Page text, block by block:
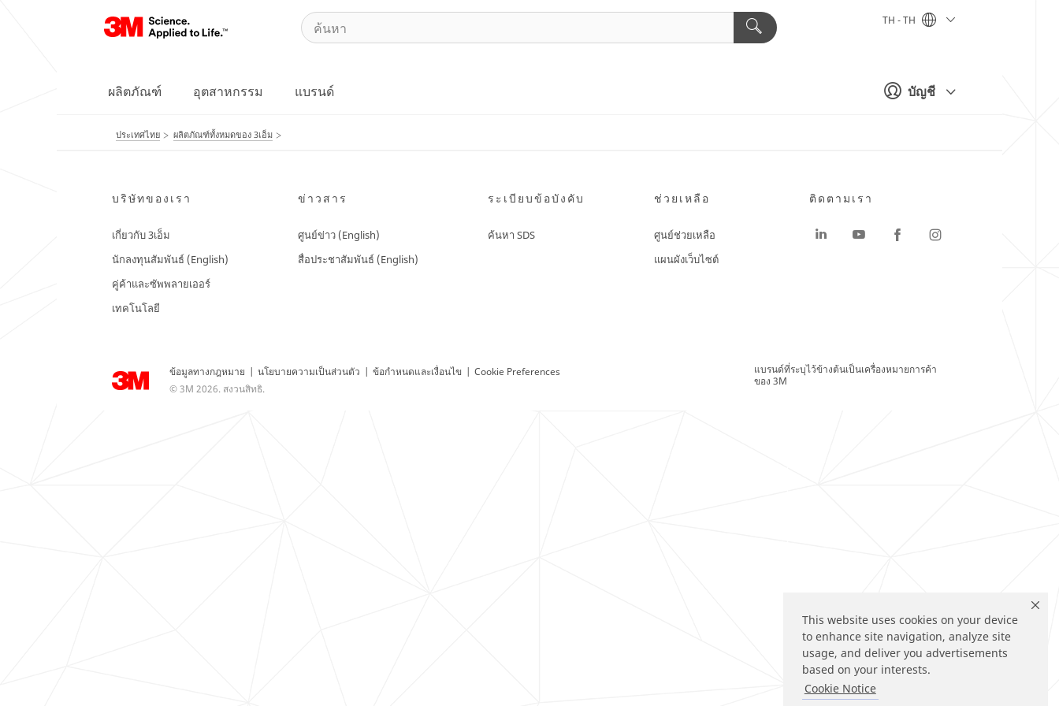
This website uses cookies on your device
to enhance site navigation, analyze site
usage, and deliver you advertisements
based on your interests.
Cookie Notice
บัญชี
TH - TH
ผลิตภัณฑ์ อุตสาหกรรม แบรนด์
ประเทศไทย ผลิตภัณฑ์ทั้งหมดของ 3เอ็ม
บริษัทของเรา
เกี่ยวกับ 3เอ็ม
นักลงทุนสัมพันธ์ (English)
คู่ค้าและซัพพลายเออร์
เทคโนโลยี
ข่าวสาร
ศูนย์ข่าว (English)
สื่อประชาสัมพันธ์ (English)
ระเบียบข้อบังคับ
ค้นหา SDS
ช่วยเหลือ
ศูนย์ช่วยเหลือ
แผนผังเว็บไซต์
ข้อมูลทางกฎหมาย | นโยบายความเป็นส่วนตัว | ข้อกำหนดและเงื่อนไข | Cookie Preferences
© 3M 2026. สงวนสิทธิ.
ติดตามเรา
แบรนด์ที่ระบุไว้ข้างต้นเป็นเครื่องหมายการค้า
ของ 3M